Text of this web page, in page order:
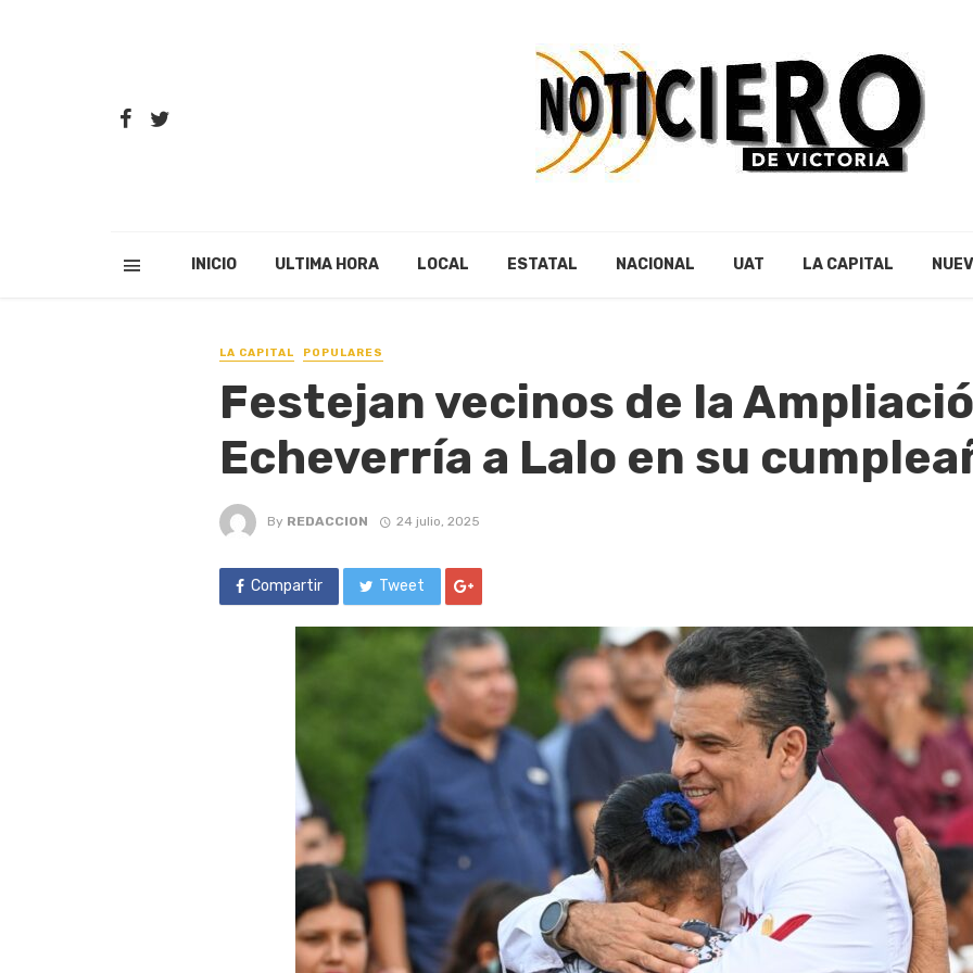
INICIO ULTIMA HORA LOCAL ESTATAL NACIONAL UAT LA CAPITAL
LA CAPITAL POPULARES
Festejan vecinos de la
Echeverría a Lalo en su
By REDACCION 24 julio, 2025
Compartir Tweet